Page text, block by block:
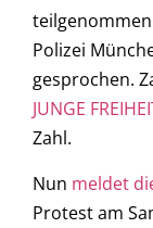
Polizei
gesprochen.
JUNGE
Zahl.
Nun meldet
Protest am